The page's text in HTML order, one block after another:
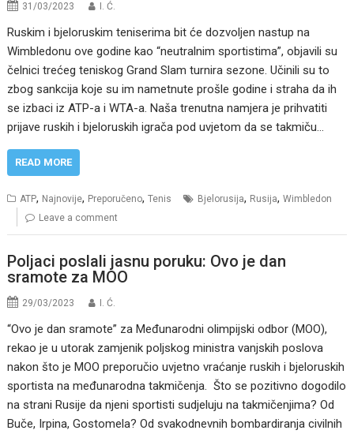
31/03/2023 I. Ć.
Ruskim i bjeloruskim teniserima bit će dozvoljen nastup na
Wimbledonu ove godine kao “neutralnim sportistima”, objavili su
čelnici trećeg teniskog Grand Slam turnira sezone. Učinili su to
zbog sankcija koje su im nametnute prošle godine i straha da ih
se izbaci iz ATP-a i WTA-a. Naša trenutna namjera je prihvatiti
prijave ruskih i bjeloruskih igrača pod uvjetom da se takmiču…
READ MORE
ATP, Najnovije, Preporučeno,Tenis Bjelorusija, Rusija,Wimbledon
Leave a comment
Poljaci poslali jasnu poruku: Ovo je dan
sramote za MOO
29/03/2023 I. Ć.
“Ovo je dan sramote” za Međunarodni olimpijski odbor (MOO),
rekao je u utorak zamjenik poljskog ministra vanjskih poslova
nakon što je MOO preporučio uvjetno vraćanje ruskih i bjeloruskih
sportista na međunarodna takmičenja. Što se pozitivno dogodilo
na strani Rusije da njeni sportisti sudjeluju na takmičenjima? Od
Buče, Irpina, Gostomela? Od svakodnevnih bombardiranja civilnih